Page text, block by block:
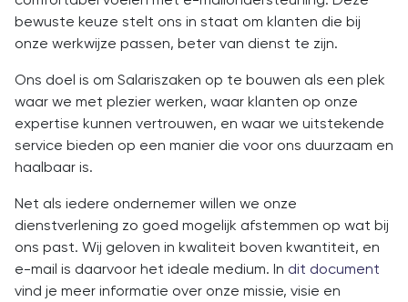
bewuste keuze stelt ons in staat om klanten die bij
onze werkwijze passen, beter van dienst te zijn.
Ons doel is om Salariszaken op te bouwen als een plek
waar we met plezier werken, waar klanten op onze
expertise kunnen vertrouwen, en waar we uitstekende
service bieden op een manier die voor ons duurzaam en
haalbaar is.
Net als iedere ondernemer willen we onze
dienstverlening zo goed mogelijk afstemmen op wat bij
ons past. Wij geloven in kwaliteit boven kwantiteit, en
e-mail is daarvoor het ideale medium. In dit document
vind je meer informatie over onze missie, visie en